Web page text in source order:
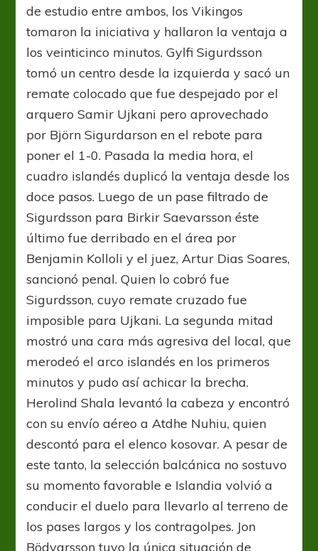
de estudio entre ambos, los Vikingos
tomaron la iniciativa y hallaron la ventaja a
los veinticinco minutos. Gylfi Sigurdsson
tomó un centro desde la izquierda y sacó un
remate colocado que fue despejado por el
arquero Samir Ujkani pero aprovechado
por Björn Sigurdarson en el rebote para
poner el 1-0. Pasada la media hora, el
cuadro islandés duplicó la ventaja desde los
doce pasos. Luego de un pase filtrado de
Sigurdsson para Birkir Saevarsson éste
último fue derribado en el área por
Benjamin Kolloli y el juez, Artur Dias Soares,
sancionó penal. Quien lo cobró fue
Sigurdsson, cuyo remate cruzado fue
imposible para Ujkani. La segunda mitad
mostró una cara más agresiva del local, que
merodeó el arco islandés en los primeros
minutos y pudo así achicar la brecha.
Herolind Shala levantó la cabeza y encontró
con su envío aéreo a Atdhe Nuhiu, quien
descontó para el elenco kosovar. A pesar de
este tanto, la selección balcánica no sostuvo
su momento favorable e Islandia volvió a
conducir el duelo para llevarlo al terreno de
los pases largos y los contragolpes. Jon
Bödvarsson tuvo la única situación de